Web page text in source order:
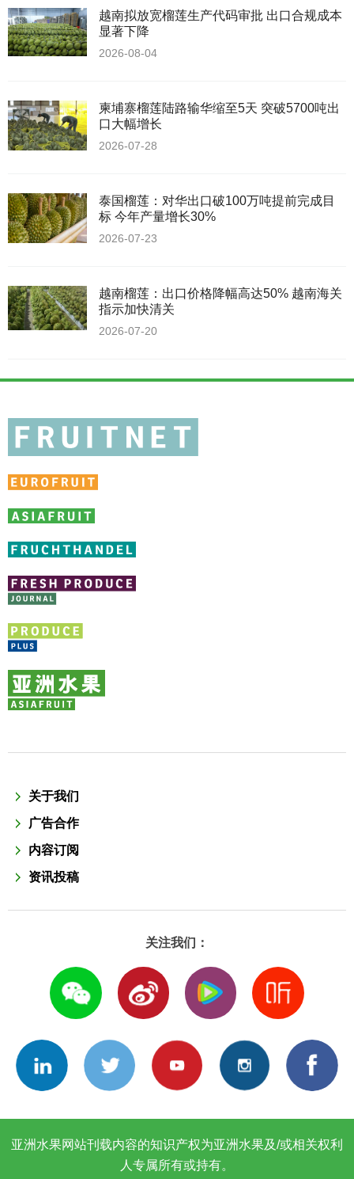
越南拟放宽榴莲生产代码审批 出口合规成本
显著下降
2026-08-04
柬埔寨榴莲陆路输华缩至5天 突破5700吨出
口大幅增长
2026-07-28
泰国榴莲：对华出口破100万吨提前完成目
标 今年产量增长30%
2026-07-23
越南榴莲：出口价格降幅高达50% 越南海关
指示加快清关
2026-07-20
关于我们
广告合作
内容订阅
资讯投稿
关注我们：
亚洲水果网站刊载内容的知识产权为亚洲水果及/或相关权利
人专属所有或持有。